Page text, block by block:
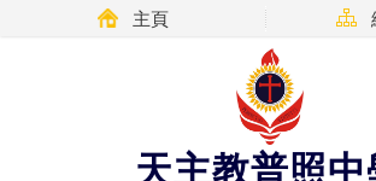
天主教普照中
主頁